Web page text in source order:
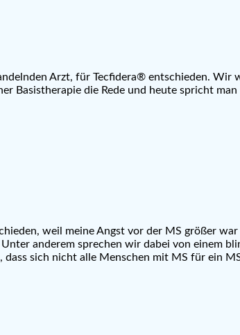
Arzt, für Tecfidera® entschieden. Wir
Basistherapie die Rede und heute spricht
weil meine Angst vor der MS größer
anderem sprechen wir dabei von einem
sich nicht alle Menschen mit MS für ein